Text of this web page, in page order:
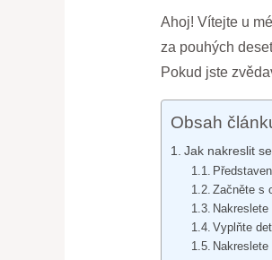
Ahoj! Vítejte u
za pouhých
Pokud jste
Obsah
Jak nakreslit
Začněte s
Vyplňte